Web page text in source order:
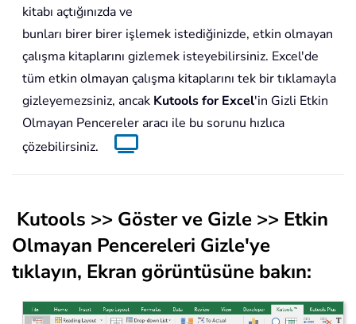
kitabı açtığınızda ve
bunları birer birer işlemek istediğinizde, etkin olmayan
çalışma kitaplarını gizlemek isteyebilirsiniz. Excel'de
tüm etkin olmayan çalışma kitaplarını tek bir tıklamayla
gizleyemezsiniz, ancak Kutools for Excel'in Gizli Etkin
Olmayan Pencereler aracı ile bu sorunu hızlıca
çözebilirsiniz.
Kutools >> Göster ve Gizle >> Etkin
Olmayan Pencereleri Gizle'ye
tıklayın, Ekran görüntüsüne bakın: